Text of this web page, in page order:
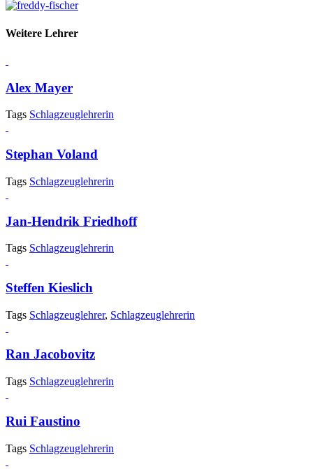
Weitere Lehrer
Alex Mayer
Tags Schlagzeuglehrerin
Stephan Voland
Tags Schlagzeuglehrerin
Jan-Hendrik Friedhoff
Tags Schlagzeuglehrerin
Steffen Kieslich
Tags Schlagzeuglehrer, Schlagzeuglehrerin
Ran Jacobovitz
Tags Schlagzeuglehrerin
Rui Faustino
Tags Schlagzeuglehrerin